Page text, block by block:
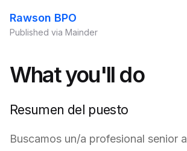
Rawson BPO
Published via Mainder
What you'll do
Resumen del puesto
Buscamos un/a profesional senior